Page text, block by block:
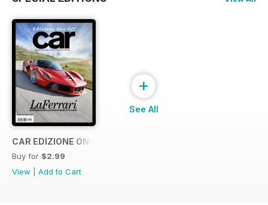
CAR EDIZIONE ONE OFF "LaFerrari"
Buy for $2.99
View
Add to Cart
+
See All